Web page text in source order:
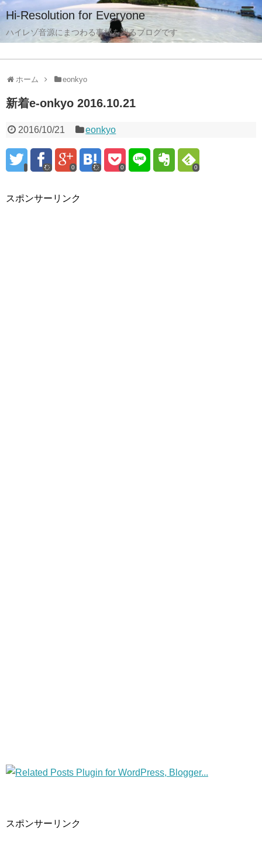
Hi-Resolution for Everyone
ハイレゾ音源にまつわる事柄を語るブログです
ホーム eonkyo
新着e-onkyo 2016.10.21
2016/10/21 eonkyo
0 0 0
スポンサーリンク
スポンサーリンク